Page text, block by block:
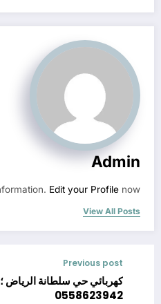
Admin
Edit your Profile now.
View All Posts
Previous post
كهربائي حي سلطانة الرياض
0558623942